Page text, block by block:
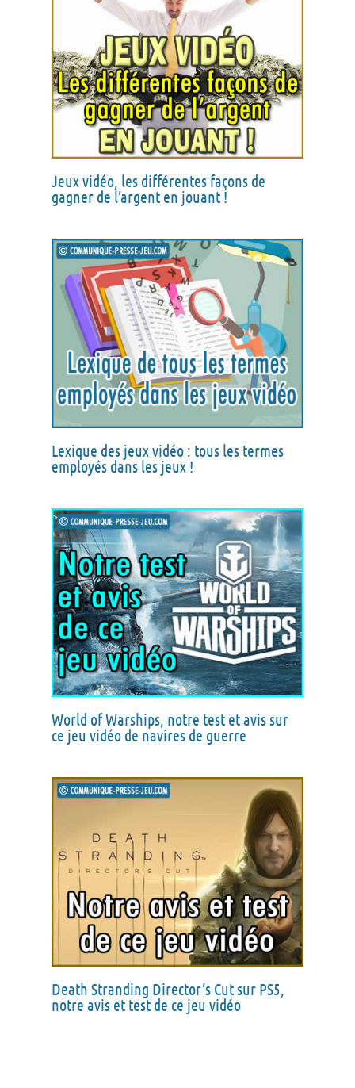
Jeux vidéo, les différentes façons de
gagner de l’argent en jouant !
Lexique des jeux vidéo : tous les termes
employés dans les jeux !
World of Warships, notre test et avis sur
ce jeu vidéo de navires de guerre
Death Stranding Director’s Cut sur PS5,
notre avis et test de ce jeu vidéo